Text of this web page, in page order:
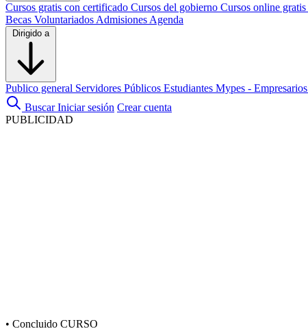
Cursos gratis con certificado Cursos del gobierno Cursos online gratis
Becas Voluntariados Admisiones Agenda
Dirigido a
Publico general Servidores Públicos Estudiantes Mypes - Empresarios
Buscar Iniciar sesión Crear cuenta
PUBLICIDAD
• Concluido CURSO